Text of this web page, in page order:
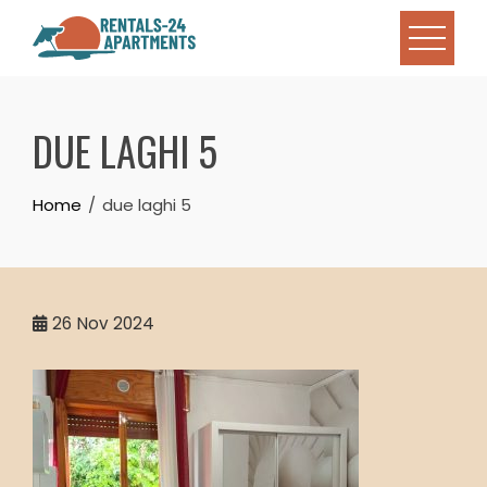
DUE LAGHI 5
Home due laghi 5
26 Nov 2024